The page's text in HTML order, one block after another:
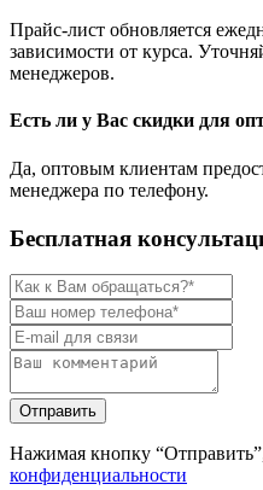
Прайс-лист обновляется
зависимости от курса.
менеджеров.
Есть ли у Вас скидки для
Да, оптовым клиентам
менеджера по телефону.
Бесплатная
Нажимая кнопку
конфиденциальности